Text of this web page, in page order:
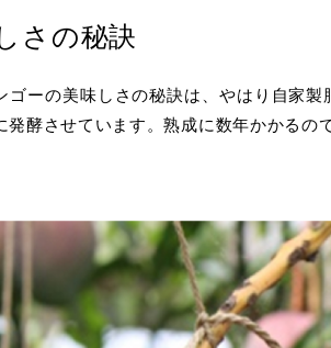
さの秘訣
ゴーの美味しさの秘訣は、やはり自家
発酵させています。熟成に数年かかるの